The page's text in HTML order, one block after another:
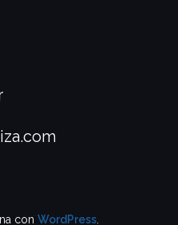
con WordPress.